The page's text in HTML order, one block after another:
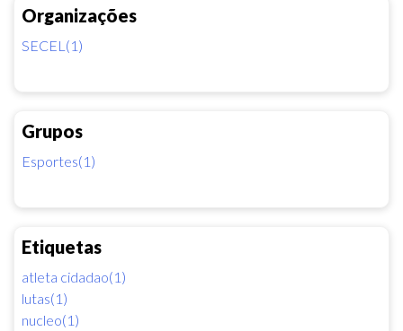
Organizações
SECEL(1)
Grupos
Esportes(1)
Etiquetas
atleta cidadao(1)
lutas(1)
nucleo(1)